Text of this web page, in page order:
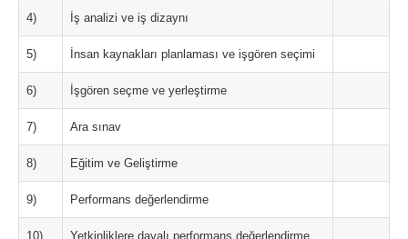
4) İş analizi ve iş dizaynı
5) İnsan kaynakları planlaması ve işgören seçimi
6) İşgören seçme ve yerleştirme
7) Ara sınav
8) Eğitim ve Geliştirme
9) Performans değerlendirme
10) Yetkinliklere dayalı performans değerlendirme